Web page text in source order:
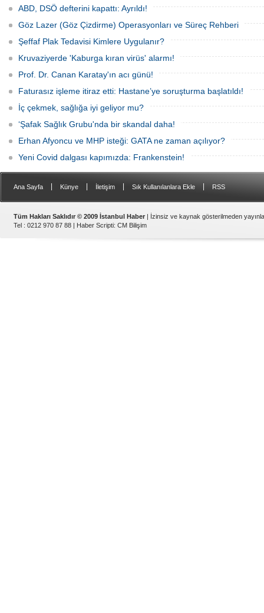
için yapılan kapsamlı bir sağlık
taramasıdır. Check up randevusu
alınarak başlayan süreçte, kişiye özel
test ve muayeneler uygulanır.
sonraki yönü de oylayacağı
konuşuluyor. Öte yandan kulislerde,
"Meslek örgütlerinde son yıllarda
yaşanan dönüşüm, tabip odalarına da
uzanır mı?" sorusunun konuşulduğu
ABD, DSÖ defterini kapattı: Ayrıldı!
Göz Lazer (Göz Çizdirme) Operasyonları ve Süreç Rehberi
Şeffaf Plak Tedavisi Kimlere Uygulanır?
Kruvaziyerde 'Kaburga kıran virüs' alarmı!
Prof. Dr. Canan Karatay'ın acı günü!
Faturasız işleme itiraz etti: Hastane’ye soruşturma başlatıldı!
İç çekmek, sağlığa iyi geliyor mu?
‘Şafak Sağlık Grubu'nda bir skandal daha!
Erhan Afyoncu ve MHP isteği: GATA ne zaman açılıyor?
Yeni Covid dalgası kapımızda: Frankenstein!
Ana Sayfa Künye İletişim Sık Kullanılanlara Ekle RSS
Tüm Hakları Saklıdır © 2009 İstanbul Haber | İzinsiz ve kaynak gösterilmeden
Tel : 0212 970 87 88 | Haber Scripti: CM Bilişim